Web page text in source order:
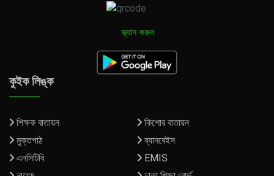
স্ক্যান করুন
কুইক লিঙ্ক
শিক্ষক বাতায়ন
কিশোর বাতায়ন
মুক্তপাঠ
ব্যানবেইস
এনসিটিবি
EMIS